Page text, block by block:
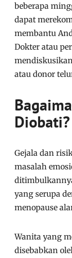
beberapa
dapat
membantu
Dokter atau
atau donor
Diobati?
Gejala dan
masalah
yang serupa
menopause
Wanita yang
disebabkan